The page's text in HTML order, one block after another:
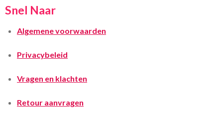
Snel Naar
Algemene voorwaarden
Privacybeleid
Vragen en klachten
Retour aanvragen